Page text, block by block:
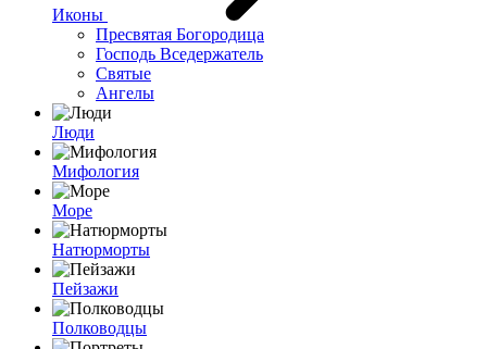
Иконы
Пресвятая Богородица
Господь Вседержатель
Святые
Ангелы
Люди
Мифология
Море
Натюрморты
Пейзажи
Полководцы